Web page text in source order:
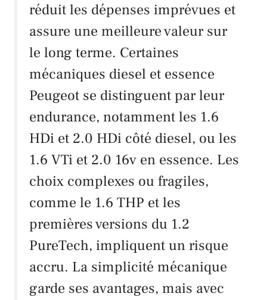
réduit les dépenses imprévues et
assure une meilleure valeur sur
le long terme. Certaines
mécaniques diesel et essence
Peugeot se distinguent par leur
endurance, notamment les 1.6
HDi et 2.0 HDi côté diesel, ou les
1.6 VTi et 2.0 16v en essence. Les
choix complexes ou fragiles,
comme le 1.6 THP et les
premières versions du 1.2
PureTech, impliquent un risque
accru. La simplicité mécanique
garde ses avantages, mais avec